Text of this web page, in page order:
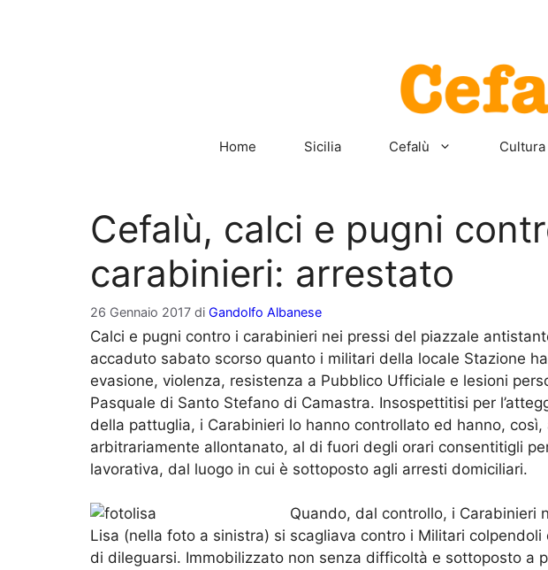
Home Sicilia Cefalù Cultura
Cefalù, calci e pugni
carabinieri: arrestato
26 Gennaio 2017 di Gandolfo Albanese
Calci e pugni contro i carabinieri nei pressi del piazzale
accaduto sabato scorso quanto i militari della locale Stazione
evasione, violenza, resistenza a Pubblico Ufficiale e lesioni
Pasquale di Santo Stefano di Camastra. Insospettitisi per
della pattuglia, i Carabinieri lo hanno controllato ed hanno,
arbitrariamente allontanato, al di fuori degli orari consentitigli
lavorativa, dal luogo in cui è sottoposto agli arresti domiciliari.
Quando, dal controllo, i Carabinieri
Lisa (nella foto a sinistra) si scagliava contro i Militari
di dileguarsi. Immobilizzato non senza difficoltà e sottoposto a